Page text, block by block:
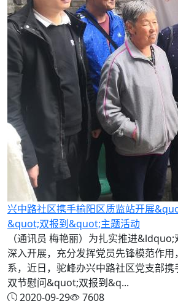
兴中路社区携手榆阳区质监站开展
&quot;双报到&quot;主题活动
（通讯员 梅艳丽）为扎实推进
深入开展，充分发挥党员先锋模范作
系，近日，驼峰办兴中路社区党支部
双节慰问&quot;双报到&q...
2020-09-29
7608